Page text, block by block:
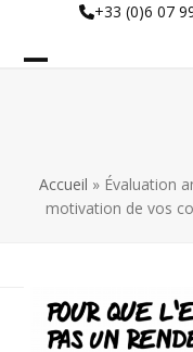
content
+33 (0)6 07
Accueil » Évaluation
motivation de vos